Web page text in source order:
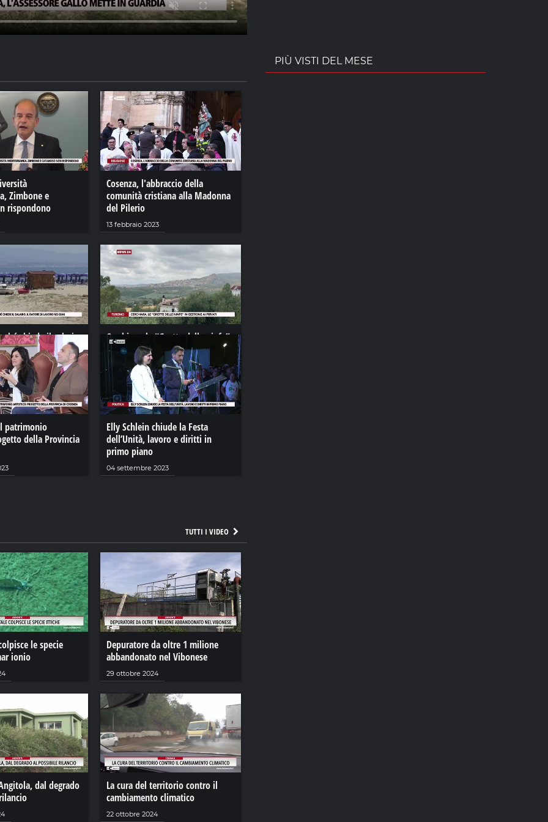
Zimbone e
rispondono
Cosenza, l'abbraccio della
comunità cristiana alla Madonna
del Pilerio
13 febbraio 2023
chiede il salario,
nei guai
Cerchiara, le “Grotte delle ninfe”
in gestione ai privati
06 settembre 2021
patrimonio
della Provincia
Elly Schlein chiude la Festa
dell’Unità, lavoro e diritti in
primo piano
04 settembre 2023
TUTTI I VIDEO
le specie
ionio
Depuratore da oltre 1 milione
abbandonato nel Vibonese
29 ottobre 2024
dal degrado
La cura del territorio contro il
cambiamento climatico
22 ottobre 2024
PIÙ VISTI DEL MESE